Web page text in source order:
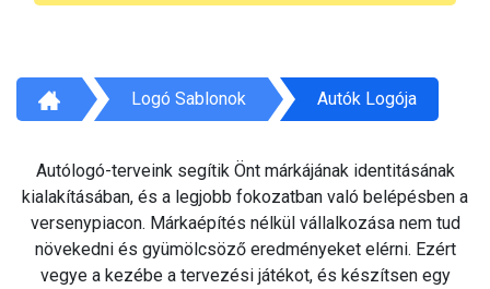
Logó Sablonok Autók Logója
Autólogó-terveink segítik Önt márkájának identitásának
kialakításában, és a legjobb fokozatban való belépésben a
versenypiacon. Márkaépítés nélkül vállalkozása nem tud
növekedni és gyümölcsöző eredményeket elérni. Ezért
vegye a kezébe a tervezési játékot, és készítsen egy